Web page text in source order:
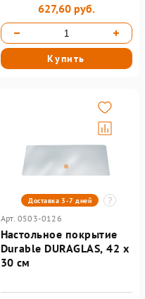
627,60 руб.
Купить
Доставка 3-7 дней
Арт. 0503-0126
Настольное покрытие
Durable DURAGLAS, 42 х
30 см